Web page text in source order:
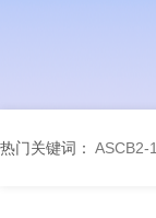
热门关键词： ASCB2-